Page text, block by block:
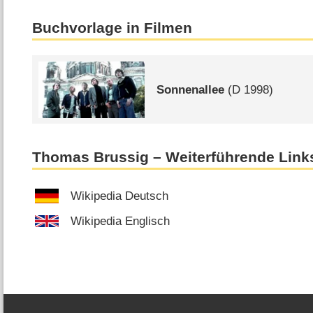
Buchvorlage in Filmen
Sonnenallee (D 1998)
Thomas Brussig – Weiterführende
Wikipedia Deutsch
Wikipedia Englisch